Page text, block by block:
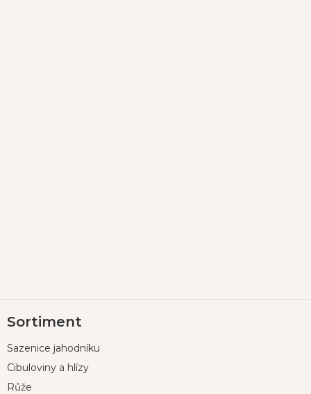
á
a
Sortiment
Sazenice jahodníku
Cibuloviny a hlízy
Růže